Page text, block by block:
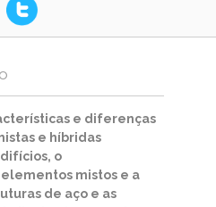
e diferenças
e híbridas
o
mistos e a
de aço e as